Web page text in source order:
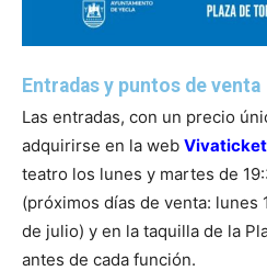
Entradas y puntos de venta
Las entradas, con un precio
adquirirse en la web
teatro los lunes y martes de
(próximos días de venta: lunes
de julio) y en la taquilla de la
antes de cada función.